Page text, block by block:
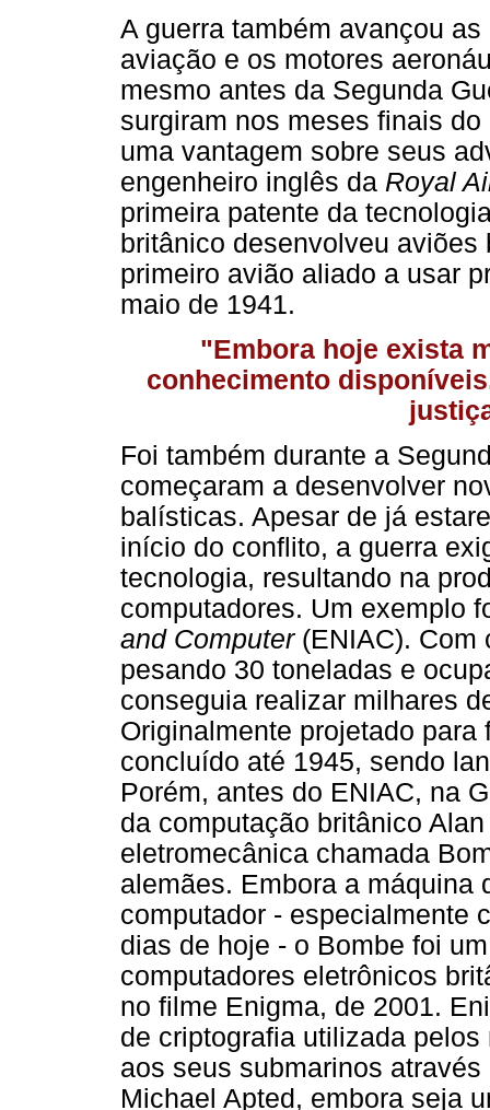
A guerra também avançou
aviação e os motores
mesmo antes da Segunda
surgiram nos meses finais
uma vantagem sobre seus
engenheiro inglês da Royal
primeira patente da
britânico desenvolveu
primeiro avião aliado a usar
maio de 1941.
"Embora hoje exista
conhecimento
Foi também durante a
começaram a desenvolver
balísticas. Apesar de já
início do conflito, a guerra
tecnologia, resultando na
computadores. Um exemplo
and Computer(ENIAC). Com
pesando 30 toneladas e
conseguia realizar milhares
Originalmente projetado
concluído até 1945, sendo
Porém, antes do ENIAC, na
da computação britânico
eletromecânica chamada
alemães. Embora a máquina
computador - especialmente
dias de hoje - o Bombe foi
computadores eletrônicos
no filme Enigma, de 2001.
de criptografia utilizada
aos seus submarinos
Michael Apted, embora seja